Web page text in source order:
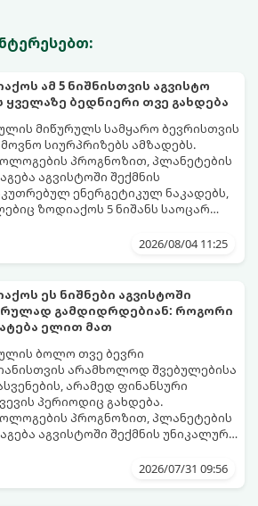
ამ 5 ნიშნისთვის აგვისტო
ყველაზე ბედნიერი თვე გახდება
მიწურულს სამყარო ბევრისთვის
სიურპრიზებს ამზადებს.
პროგნოზით, პლანეტების
აგვისტოში შექმნის
ენერგეტიკულ ნაკადებს,
ზოდიაქოს 5 ნიშანს საოცარ
ბედნიერი თვე აღმოჩნდება.
2026/08/04 11:25
ეს ნიშნები აგვისტოში
გამდიდრდებიან: როგორი
ელით მათ
ბოლო თვე ბევრი
არამხოლოდ შვებულებისა
არამედ ფინანსური
პერიოდიც გახდება.
პროგნოზით, პლანეტების
აგვისტოში შექმნის უნიკალურ
4 ნიშანს ფინანსური წარმატების
ვისაც აგვისტოში ფინანსური
2026/07/31 09:56